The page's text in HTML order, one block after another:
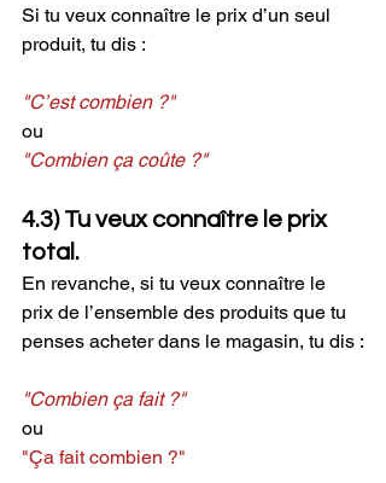
Si tu veux connaître le prix d’un seul
produit, tu dis :
"C’est combien ?"
ou
"Combien ça coûte ?"
4.3) Tu veux connaître le prix
total.
En revanche, si tu veux connaître le
prix de l’ensemble des produits que tu
penses acheter dans le magasin, tu dis :
"Combien ça fait ?"
ou
"Ça fait combien ?"